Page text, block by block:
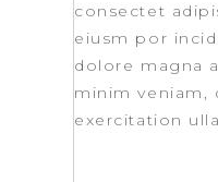
consectet
eiusm por
dolore magna
minim veniam,
exercitation